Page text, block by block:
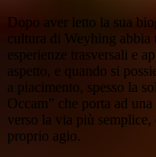
Dopo aver letto la sua
cultura di Weyhing abbia
esperienze trasversali e
aspetto, e quando si
a piacimento, spesso la
Occam” che porta ad
verso la via più
proprio agio.